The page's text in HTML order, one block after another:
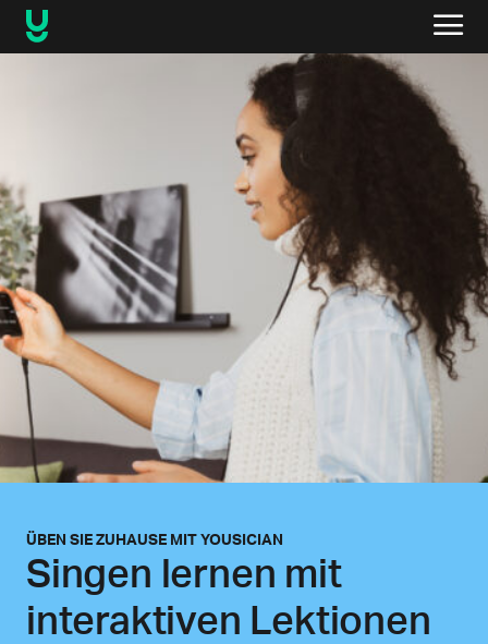
ÜBEN SIE ZUHAUSE MIT YOUSICIAN
Singen lernen mit
interaktiven Lektionen